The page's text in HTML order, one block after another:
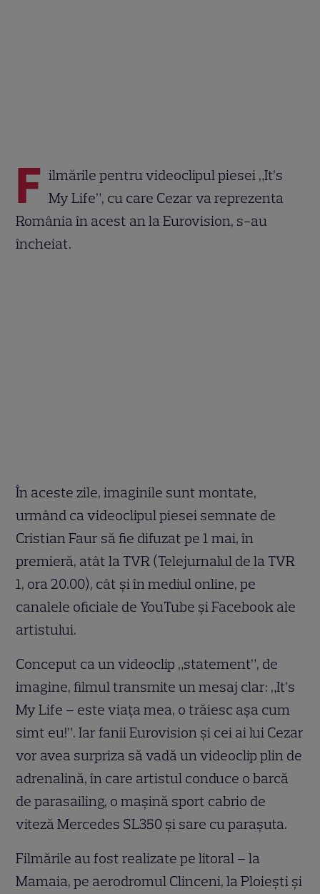
F ilmările pentru videoclipul piesei „It’s
My Life”, cu care Cezar va reprezenta
România în acest an la Eurovision, s-au
încheiat.
În aceste zile, imaginile sunt montate,
urmând ca videoclipul piesei semnate de
Cristian Faur să fie difuzat pe 1 mai, în
premieră, atât la TVR (Telejurnalul de la TVR
1, ora 20.00), cât şi în mediul online, pe
canalele oficiale de YouTube şi Facebook ale
artistului.
Conceput ca un videoclip „statement”, de
imagine, filmul transmite un mesaj clar: „It’s
My Life – este viaţa mea, o trăiesc aşa cum
simt eu!”. Iar fanii Eurovision şi cei ai lui Cezar
vor avea surpriza să vadă un videoclip plin de
adrenalină, în care artistul conduce o barcă
de parasailing, o maşină sport cabrio de
viteză Mercedes SL350 şi sare cu paraşuta.
Filmările au fost realizate pe litoral – la
Mamaia, pe aerodromul Clinceni, la Ploieşti şi